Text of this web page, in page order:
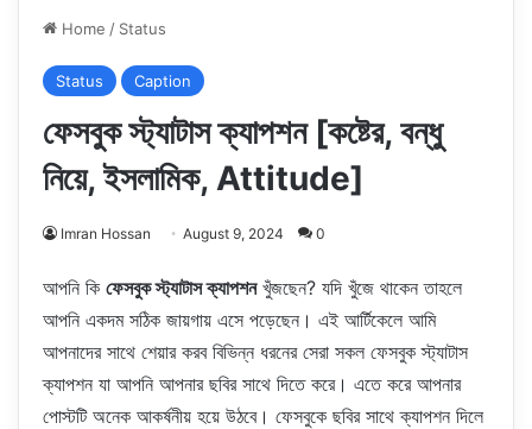
Home / Status
Status Caption
ফেসবুক স্ট্যাটাস ক্যাপশন [কষ্টের, বন্ধু
নিয়ে, ইসলামিক, Attitude]
Imran Hossan August 9, 2024 0
আপনি কি ফেসবুক স্ট্যাটাস ক্যাপশনখুঁজছেন? যদি খুঁজে থাকেন তাহলে
আপনি একদম সঠিক জায়গায় এসে পড়েছেন। এই আর্টিকেলে আমি
আপনাদের সাথে শেয়ার করব বিভিন্ন ধরনের সেরা সকল ফেসবুক স্ট্যাটাস
ক্যাপশন যা আপনি আপনার ছবির সাথে দিতে করে। এতে করে আপনার
পোস্টটি অনেক আকর্ষনীয় হয়ে উঠবে। ফেসবুকে ছবির সাথে ক্যাপশন দিলে